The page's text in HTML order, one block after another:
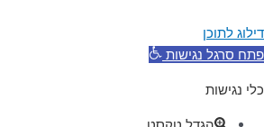
דילוג לתוכן
פתח סרגל נגישות
כלי נגישות